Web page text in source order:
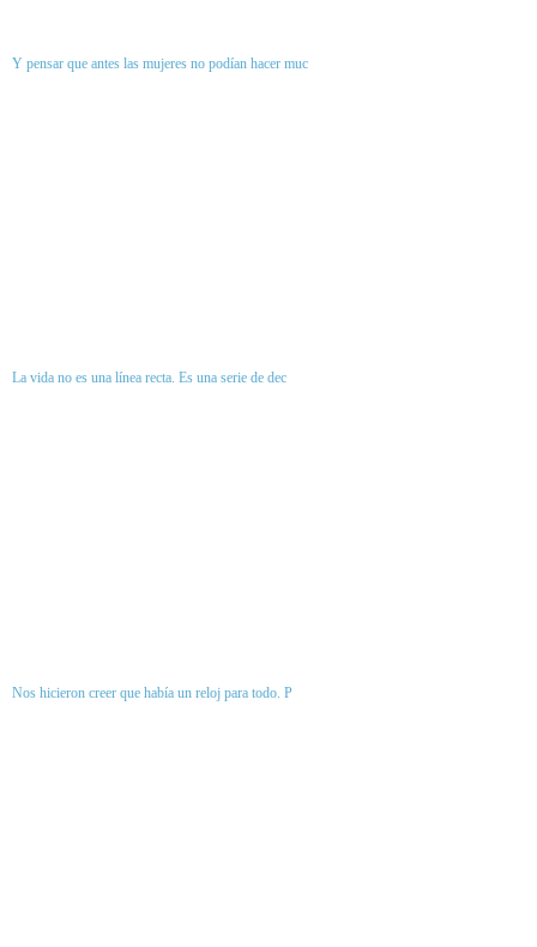
Y pensar que antes las mujeres no podían hacer muc
La vida no es una línea recta. Es una serie de dec
Nos hicieron creer que había un reloj para todo. P